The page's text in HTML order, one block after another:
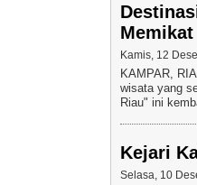
Memikat
Kamis, 12
KAMPAR,
wisata yang
Riau" ini
Kejari
Selasa, 10